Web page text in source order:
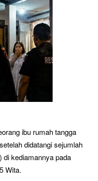
ibu rumah tangga
didatangi sejumlah
di kediamannya pada
Wita.